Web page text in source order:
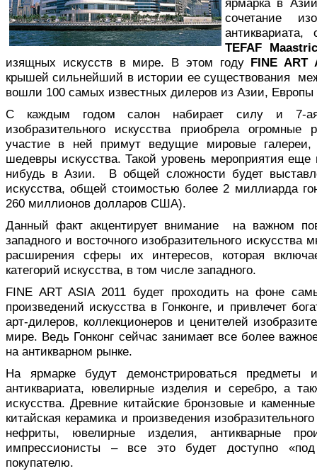
ярмарка в
сочетание
TEFAF
изящных искусств в мире. В этом году FINE ART
крышей сильнейший в истории ее существования
вошли 100 самых известных дилеров из Азии,
С каждым годом салон набирает силу и 7-
изобразительного искусства приобрела
участие в ней примут ведущие мировые галереи,
шедевры искусства. Такой уровень мероприятия еще
нибудь в Азии. В общей сложности будет
искусства, общей стоимостью более 2 миллиарда
260 миллионов долларов США).
Данный факт акцентирует внимание на важном
западного и восточного изобразительного
расширения сферы их интересов, которая
категорий искусства, в том числе западного.
FINE ART ASIA 2011 будет проходить на фоне
произведений искусства в Гонконге, и привлечет
арт-дилеров, коллекционеров и ценителей
мире. Ведь Гонконг сейчас занимает все более
на антикварном рынке.
На ярмарке будут демонстрироваться предметы
антиквариата, ювелирные изделия и серебро, а
искусства. Древние китайские бронзовые и
китайская керамика и произведения
нефриты, ювелирные изделия, антикварные
импрессионисты – все это будет доступно
покупателю.